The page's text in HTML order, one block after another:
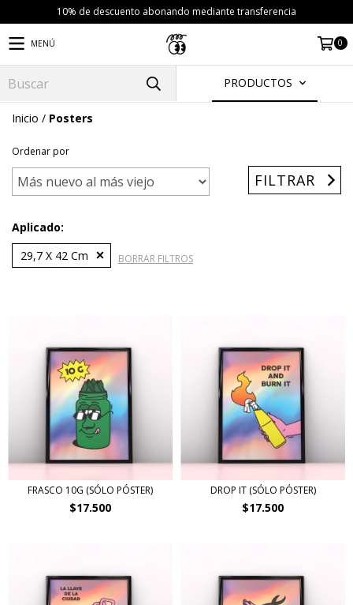
10% de descuento abonando mediante transferencia
MENÚ 0
PRODUCTOS
Inicio / Posters
Ordenar por
FILTRAR
Aplicado:
29,7 X 42 Cm
BORRAR FILTROS
FRASCO 10G (SÓLO PÓSTER)
$17.500
DROP IT (SÓLO PÓSTER)
$17.500